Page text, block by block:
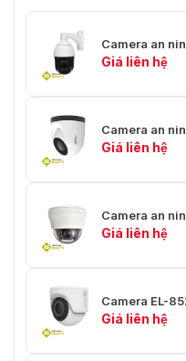
Camera an
Giá liên hệ
Camera an
Giá liên hệ
Camera an
Giá liên hệ
Camera EL-
Giá liên hệ